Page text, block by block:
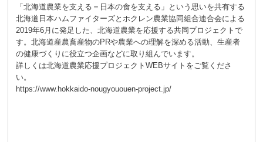
「北海道農業を支える＝日本の食を支える」という思いを共有する
北海道日本ハムファイターズとホクレン農業協同組合連合会による
2019年6月に発足した、北海道農業を応援する共同プロジェクトで
す。北海道産農畜産物のPRや農業への理解を深める活動、生産者
の健康づくりに役立つ企画などに取り組んでいます。
詳しくは北海道農業応援プロジェクトWEBサイトをご覧くださ
い。
https://www.hokkaido-nougyououen-project.jp/